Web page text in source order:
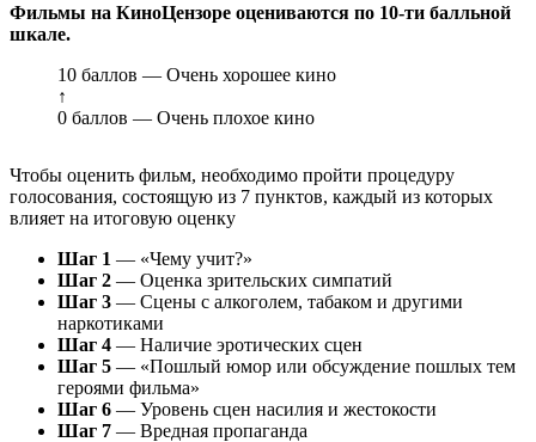
Фильмы на КиноЦензоре оцениваются по 10-ти балльной
шкале.
10 баллов — Очень хорошее кино
↑
0 баллов — Очень плохое кино
Чтобы оценить фильм, необходимо пройти процедуру
голосования, состоящую из 7 пунктов, каждый из которых
влияет на итоговую оценку
Шаг 1 — «Чему учит?»
Шаг 2 — Оценка зрительских симпатий
Шаг 3 — Сцены с алкоголем, табаком и другими
наркотиками
Шаг 4 — Наличие эротических сцен
Шаг 5 — «Пошлый юмор или обсуждение пошлых тем
героями фильма»
Шаг 6 — Уровень сцен насилия и жестокости
Шаг 7 — Вредная пропаганда